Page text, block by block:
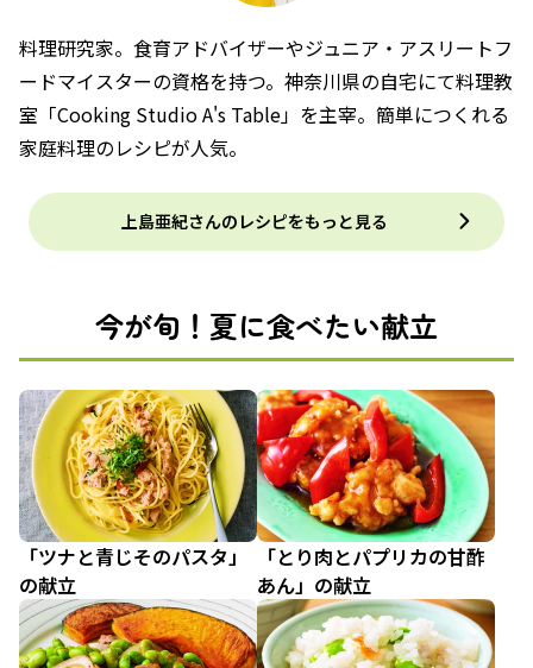
料理研究家。食育アドバイザーやジュニア・アスリートフ
ードマイスターの資格を持つ。神奈川県の自宅にて料理教
室「Cooking Studio A's Table」を主宰。簡単につくれる
家庭料理のレシピが人気。
上島亜紀さんのレシピをもっと見る
今が旬！夏に食べたい献立
「ツナと青じそのパスタ」
の献立
「とり肉とパプリカの甘酢
あん」の献立